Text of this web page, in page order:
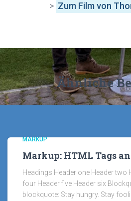
> Zum Film von
Ähnliche
MARKUP
Markup: HTML Tags
Headings Header one Header two
four Header five Header six
blockquote: Stay hungry. Stay